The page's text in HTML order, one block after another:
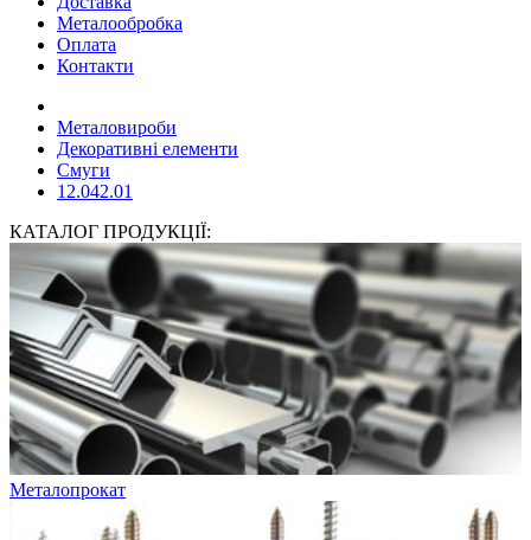
Металообробка
Оплата
Контакти
Металовироби
Декоративні елементи
Смуги
12.042.01
КАТАЛОГ ПРОДУКЦІЇ:
Металопрокат